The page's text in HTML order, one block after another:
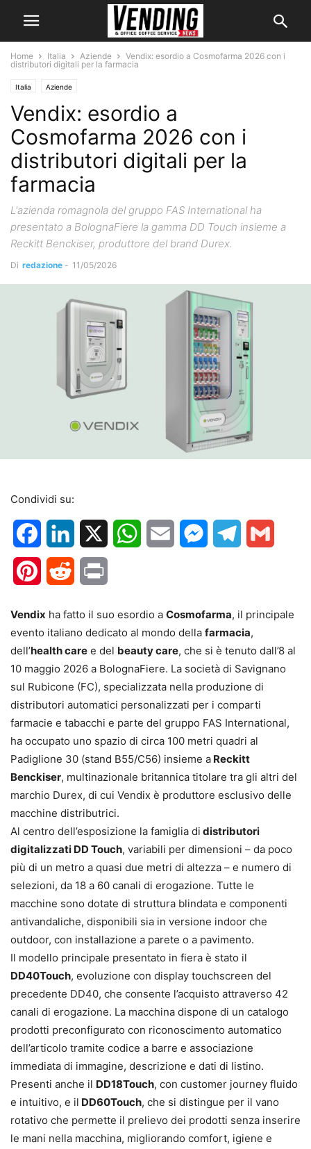
Home Italia Aziende
Vendix: esordio a Cosmofarma 2026 con i
distributori digitali per la farmacia
Italia Aziende
Vendix: esordio a
Cosmofarma 2026 con i
distributori digitali per la
farmacia
L'azienda romagnola del gruppo FAS International ha
presentato a BolognaFiere la gamma DD Touch insieme a
Reckitt Benckiser, produttore del brand Durex.
Di redazione - 11/05/2026
Condividi su:
FacebookLinkedIn WhatsApp
Email MessengerTelegram
PinterestReddit
Vendix ha fatto il suo esordio a Cosmofarma, il principale
evento italiano dedicato al mondo della farmacia,
dell’health care e del beauty care, che si è tenuto dall’8 al
10 maggio 2026 a BolognaFiere. La società di Savignano
sul Rubicone (FC), specializzata nella produzione di
distributori automatici personalizzati per i comparti
farmacie e tabacchi e parte del gruppo FAS International,
ha occupato uno spazio di circa 100 metri quadri al
Padiglione 30 (stand B55/C56) insieme a Reckitt
Benckiser, multinazionale britannica titolare tra gli altri del
marchio Durex, di cui Vendix è produttore esclusivo delle
macchine distributrici.
Al centro dell’esposizione la famiglia di distributori
digitalizzati DD Touch, variabili per dimensioni – da poco
più di un metro a quasi due metri di altezza – e numero di
selezioni, da 18 a 60 canali di erogazione. Tutte le
macchine sono dotate di struttura blindata e componenti
antivandaliche, disponibili sia in versione indoor che
outdoor, con installazione a parete o a pavimento.
Il modello principale presentato in fiera è stato il
DD40Touch, evoluzione con display touchscreen del
precedente DD40, che consente l’acquisto attraverso 42
canali di erogazione. La macchina dispone di un catalogo
prodotti preconfigurato con riconoscimento automatico
dell’articolo tramite codice a barre e associazione
immediata di immagine, descrizione e dati di listino.
Presenti anche il DD18Touch, con customer journey fluido
e intuitivo, e il DD60Touch, che si distingue per il vano
rotativo che permette il prelievo dei prodotti senza inserire
le mani nella macchina, migliorando comfort, igiene e